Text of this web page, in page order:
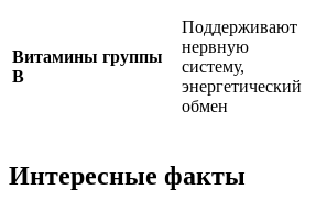
Витамины группы
B
Поддерживают
нервную
систему,
энергетический
обмен
Интересные факты